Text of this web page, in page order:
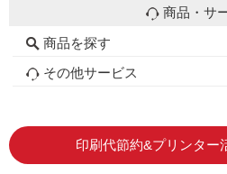
商品・サ
商品を探す
初心者用セット
キャノンインク
エプソンインク
ブラザーインク
詰め替えインク
互換インクボトル
互換インクカートリッジ
再生インクカートリッジ
トナーカートリッジ
その他サービス
印刷代節約&プリンター